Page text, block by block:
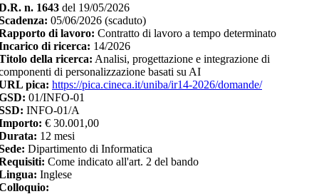
n. 1643 del 19/05/2026
05/06/2026 (scaduto)
di lavoro: Contratto di lavoro a tempo determinato
di ricerca: 14/2026
della ricerca: Analisi, progettazione e integrazione di
di personalizzazione basati su AI
pica: https://pica.cineca.it/uniba/ir14-2026/domande/
01/INFO-01
INFO-01/A
€ 30.001,00
12 mesi
Dipartimento di Informatica
Come indicato all'art. 2 del bando
Inglese